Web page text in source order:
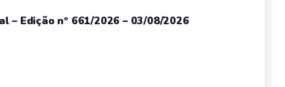
– Edição nº 661/2026 – 03/08/2026